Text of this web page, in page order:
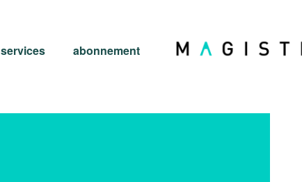
services abonnement